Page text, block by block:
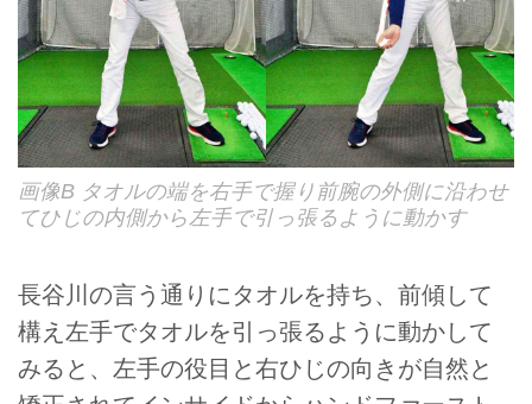
画像B タオルの端を右手で握り前腕の外側に沿わせ
てひじの内側から左手で引っ張るように動かす
長谷川の言う通りにタオルを持ち、前傾して
構え左手でタオルを引っ張るように動かして
みると、左手の役目と右ひじの向きが自然と